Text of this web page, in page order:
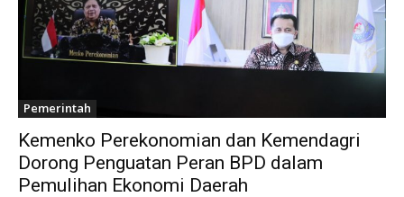
Pemerintah
Kemenko Perekonomian dan Kemendagri
Dorong Penguatan Peran BPD dalam
Pemulihan Ekonomi Daerah